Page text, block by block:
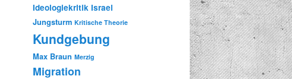
Ideologiekritik Israel
Jungsturm Kritische Theorie
Kundgebung
Max Braun Merzig
Migration